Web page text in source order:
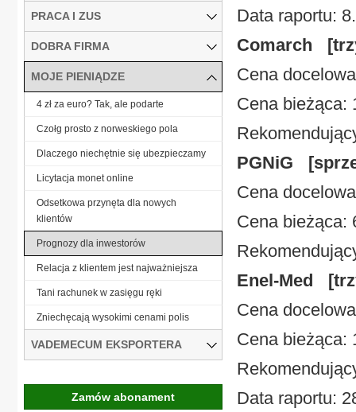
Data raportu:
Comarch
Cena
Cena bieżąca:
PGNiG
Cena
Cena bieżąca:
Enel-Med
Cena
Cena bieżąca:
Data raportu:
PRACA I ZUS
DOBRA FIRMA
MOJE PIENIĄDZE
4 zł za euro? Tak, ale podarte
Czołg prosto z norweskiego pola
Dlaczego niechętnie się ubezpieczamy
Licytacja monet online
Odsetkowa przynęta dla nowych
klientów
Prognozy dla inwestorów
Relacja z klientem jest najważniejsza
Tani rachunek w zasięgu ręki
Zniechęcają wysokimi cenami polis
VADEMECUM EKSPORTERA
Zamów abonament